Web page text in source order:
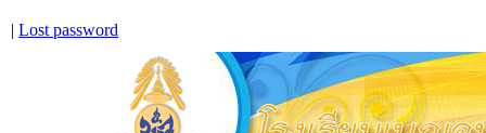
| Lost password